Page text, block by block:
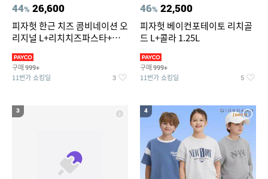
44% 26,600
피자헛 한근 치즈 콤비네이션 오
리지널 L+리치치즈파스타+콜
구매 999+
11번가 쇼킹딜 3
46% 22,500
피자헛 베이컨포테이토 리치골
드 L+콜라 1.25L
구매 999+
11번가 쇼킹딜 5
3 4